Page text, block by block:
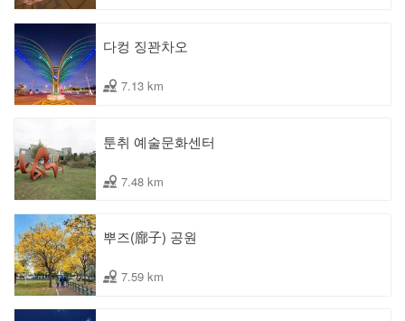
다컹 징꽌차오
7.13 km
툰취 예술문화센터
7.48 km
뿌즈(廍子) 공원
7.59 km